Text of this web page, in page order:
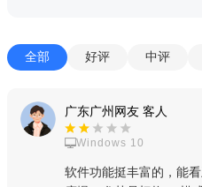
点评
地球中包括地点、建议的地图注
这是能看清除地球每个角落的地
全部 好评 中评
广东广州网友 客人
Windows 10
软件功能挺丰富的，能